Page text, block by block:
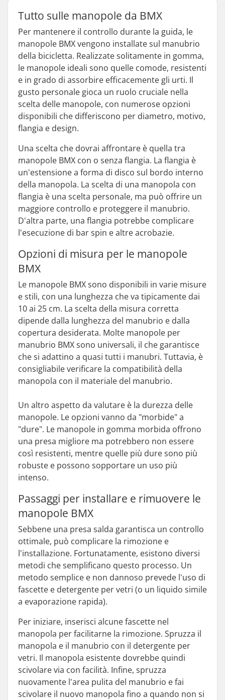
Tutto sulle manopole da BMX
Per mantenere il controllo durante la guida, le
manopole BMX vengono installate sul manubrio
della bicicletta. Realizzate solitamente in gomma,
le manopole ideali sono quelle comode, resistenti
e in grado di assorbire efficacemente gli urti. Il
gusto personale gioca un ruolo cruciale nella
scelta delle manopole, con numerose opzioni
disponibili che differiscono per diametro, motivo,
flangia e design.
Una scelta che dovrai affrontare è quella tra
manopole BMX con o senza flangia. La flangia è
un'estensione a forma di disco sul bordo interno
della manopola. La scelta di una manopola con
flangia è una scelta personale, ma può offrire un
maggiore controllo e proteggere il manubrio.
D'altra parte, una flangia potrebbe complicare
l'esecuzione di bar spin e altre acrobazie.
Opzioni di misura per le manopole
BMX
Le manopole BMX sono disponibili in varie misure
e stili, con una lunghezza che va tipicamente dai
10 ai 25 cm. La scelta della misura corretta
dipende dalla lunghezza del manubrio e dalla
copertura desiderata. Molte manopole per
manubrio BMX sono universali, il che garantisce
che si adattino a quasi tutti i manubri. Tuttavia, è
consigliabile verificare la compatibilità della
manopola con il materiale del manubrio.
Un altro aspetto da valutare è la durezza delle
manopole. Le opzioni vanno da "morbide" a
"dure". Le manopole in gomma morbida offrono
una presa migliore ma potrebbero non essere
così resistenti, mentre quelle più dure sono più
robuste e possono sopportare un uso più
intenso.
Passaggi per installare e rimuovere le
manopole BMX
Sebbene una presa salda garantisca un controllo
ottimale, può complicare la rimozione e
l'installazione. Fortunatamente, esistono diversi
metodi che semplificano questo processo. Un
metodo semplice e non dannoso prevede l'uso di
fascette e detergente per vetri (o un liquido simile
a evaporazione rapida).
Per iniziare, inserisci alcune fascette nel
manopola per facilitarne la rimozione. Spruzza il
manopola e il manubrio con il detergente per
vetri. Il manopola esistente dovrebbe quindi
scivolare via con facilità. Infine, spruzza
nuovamente l'area pulita del manubrio e fai
scivolare il nuovo manopola fino a quando non si